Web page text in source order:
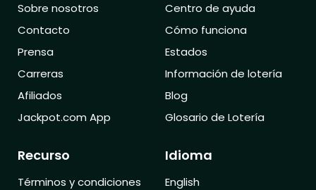
Sobre nosotros
Contacto
Prensa
Carreras
Afiliados
Jackpot.com App
Centro de ayuda
Cómo funciona
Estados
Información de lotería
Blog
Glosario de Lotería
Recurso
Términos y condiciones
Idioma
English